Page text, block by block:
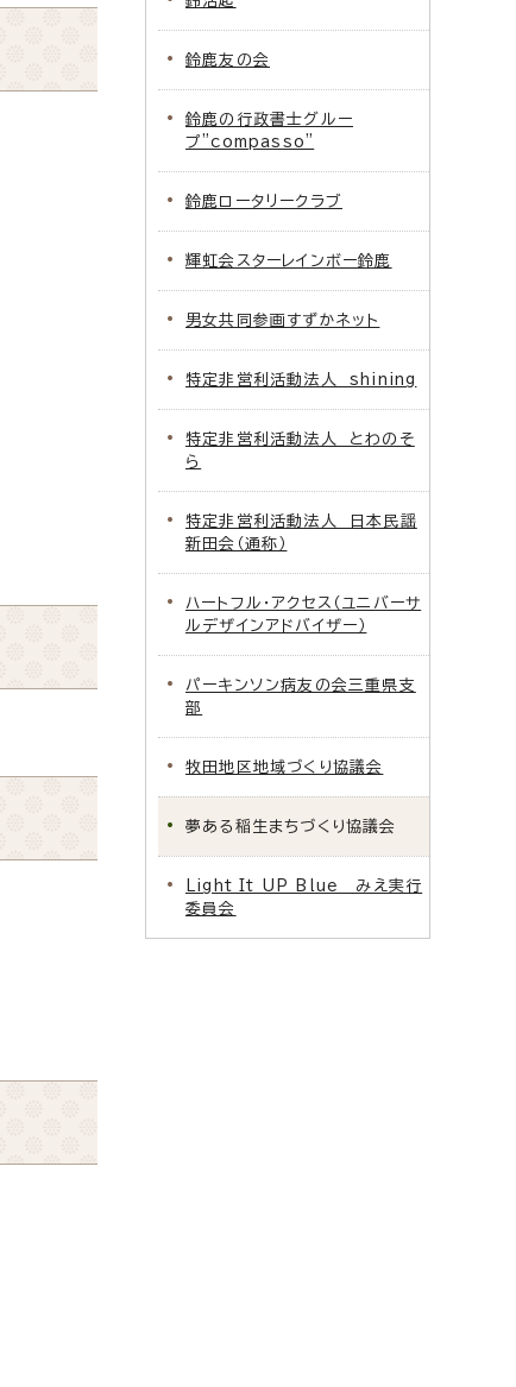
鈴鹿友の会
鈴鹿の行政書士グルー
プ”compasso”
鈴鹿ロータリークラブ
輝虹会スターレインボー鈴鹿
男女共同参画すずかネット
特定非営利活動法人 shining
特定非営利活動法人 とわのそ
ら
特定非営利活動法人 日本民謡
新田会（通称）
ハートフル・アクセス（ユニバーサ
ルデザインアドバイザー）
パーキンソン病友の会三重県支
部
牧田地区地域づくり協議会
夢ある稲生まちづくり協議会
Light It UP Blue みえ実行
委員会